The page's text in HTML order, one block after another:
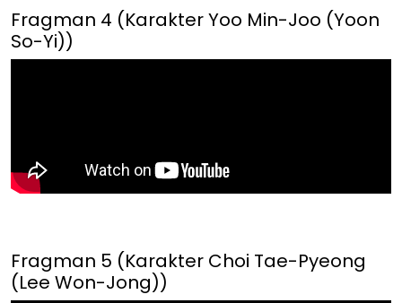
Fragman 4 (Karakter Yoo Min-Joo (Yoon
So-Yi))
Fragman 5 (Karakter Choi Tae-Pyeong
(Lee Won-Jong))